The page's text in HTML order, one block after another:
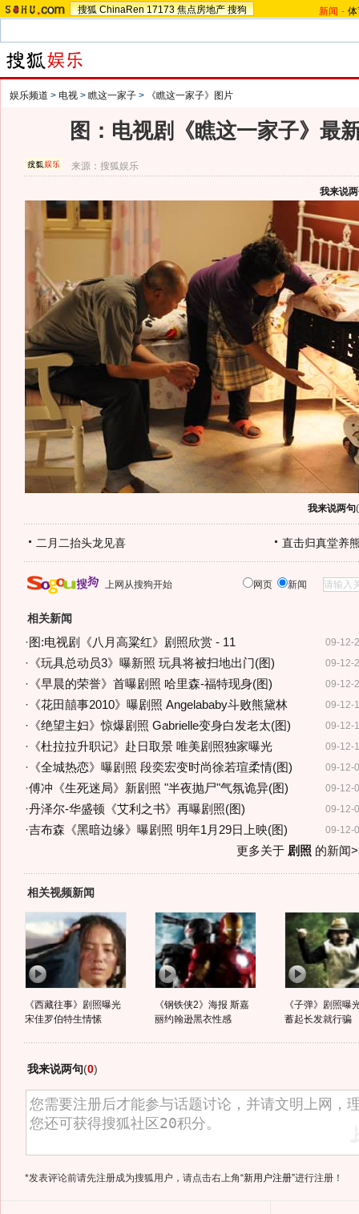
搜狐 ChinaRen 17173 焦点房地产 搜狗 新闻 -
娱乐频道 > 电视 > 瞧这一家子 > 《瞧这一家子》图片
图：电视剧《瞧这一家子》
来源：搜狐娱乐
我来说
我来说两句(
二月二抬头龙见喜 直击归真堂养
上网从搜狗开始 网页 新闻
相关新闻
09-12-
· 图:电视剧《八月高粱红》剧照欣赏 - 11
09-12-
· 《玩具总动员3》曝新照 玩具将被扫地出门(图)
09-12-
· 《早晨的荣誉》首曝剧照 哈里森-福特现身(图)
09-12-
· 《花田囍事2010》曝剧照 Angelababy斗败熊黛林
09-12-
· 《绝望主妇》惊爆剧照 Gabrielle变身白发老太(图)
09-12-
· 《杜拉拉升职记》赴日取景 唯美剧照独家曝光
09-12-
· 《全城热恋》曝剧照 段奕宏变时尚徐若瑄柔情(图)
09-12-
·傅冲《生死迷局》新剧照 "半夜抛尸"气氛诡异(图)
09-12-
·丹泽尔-华盛顿《艾利之书》再曝剧照(图)
09-12-
·吉布森《黑暗边缘》曝剧照 明年1月29日上映(图)
更多关于 剧照 的新闻
相关视频新闻
《西藏往事》剧照曝光
宋佳罗伯特生情愫
《钢铁侠2》海报 斯嘉
丽约翰逊黑衣性感
《子弹》剧照曝
蓄起长发就行骗
我来说两句(0)
*发表评论前请先注册成为搜狐用户，请点击右上角“新用户注册”进行注册！